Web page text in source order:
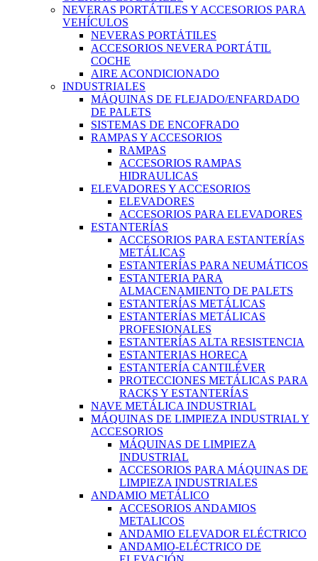
NEVERAS PORTÁTILES Y ACCESORIOS PARA
VEHÍCULOS
NEVERAS PORTÁTILES
ACCESORIOS NEVERA PORTÁTIL
COCHE
AIRE ACONDICIONADO
INDUSTRIALES
MÁQUINAS DE FLEJADO/ENFARDADO
DE PALETS
SISTEMAS DE ENCOFRADO
RAMPAS Y ACCESORIOS
RAMPAS
ACCESORIOS RAMPAS
HIDRAULICAS
ELEVADORES Y ACCESORIOS
ELEVADORES
ACCESORIOS PARA ELEVADORES
ESTANTERÍAS
ACCESORIOS PARA ESTANTERÍAS
METÁLICAS
ESTANTERÍAS PARA NEUMÁTICOS
ESTANTERIA PARA
ALMACENAMIENTO DE PALETS
ESTANTERÍAS METÁLICAS
ESTANTERÍAS METÁLICAS
PROFESIONALES
ESTANTERÍAS ALTA RESISTENCIA
ESTANTERIAS HORECA
ESTANTERÍA CANTILÉVER
PROTECCIONES METÁLICAS PARA
RACKS Y ESTANTERÍAS
NAVE METÁLICA INDUSTRIAL
MÁQUINAS DE LIMPIEZA INDUSTRIAL Y
ACCESORIOS
MÁQUINAS DE LIMPIEZA
INDUSTRIAL
ACCESORIOS PARA MÁQUINAS DE
LIMPIEZA INDUSTRIALES
ANDAMIO METÁLICO
ACCESORIOS ANDAMIOS
METALICOS
ANDAMIO ELEVADOR ELÉCTRICO
ANDAMIO-ELÉCTRICO DE